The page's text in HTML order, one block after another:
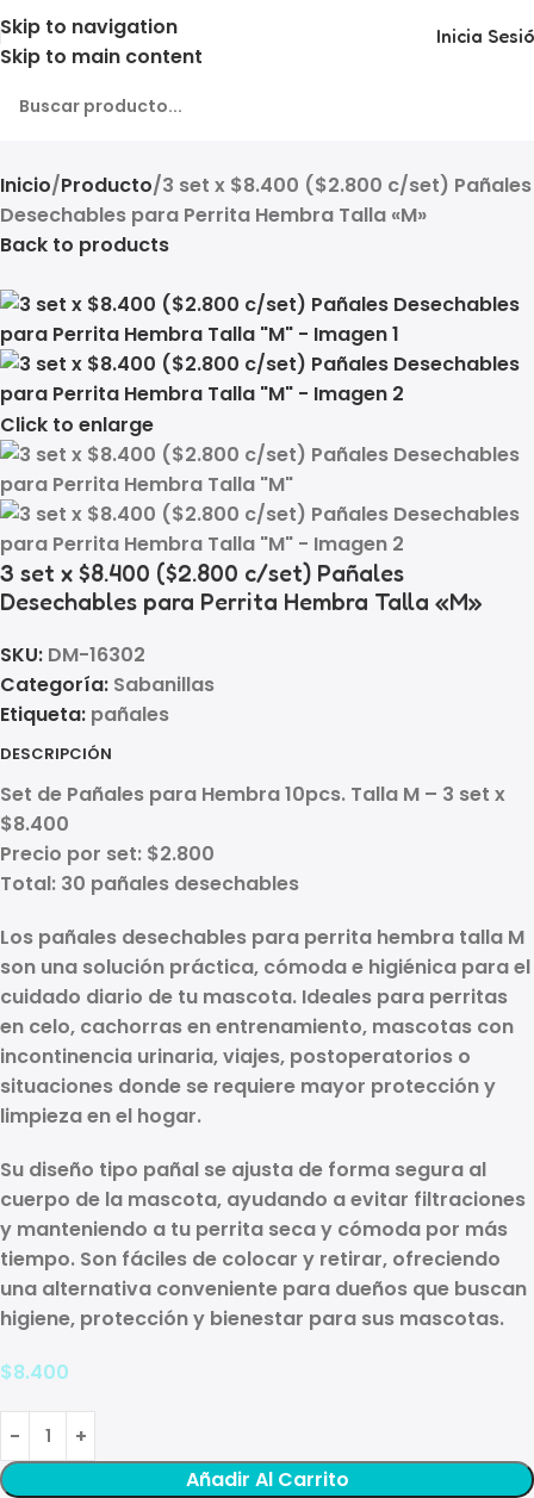
Skip to navigation
Skip to main content
Inicia
Inicio Producto 3 set x $8.400 ($2.800 c/set) Pañales
Desechables para Perrita Hembra Talla «M»
Back to products
Click to enlarge
3 set x $8.400 ($2.800 c/set) Pañales
Desechables para Perrita Hembra Talla «M»
SKU: DM-16302
Categoría: Sabanillas
Etiqueta: pañales
DESCRIPCIÓN
Set de Pañales para Hembra 10pcs. Talla M – 3 set x
$8.400
Precio por set: $2.800
Total: 30 pañales desechables
Los pañales desechables para perrita hembra talla M
son una solución práctica, cómoda e higiénica para el
cuidado diario de tu mascota. Ideales para perritas
en celo, cachorras en entrenamiento, mascotas con
incontinencia urinaria, viajes, postoperatorios o
situaciones donde se requiere mayor protección y
limpieza en el hogar.
Su diseño tipo pañal se ajusta de forma segura al
cuerpo de la mascota, ayudando a evitar filtraciones
y manteniendo a tu perrita seca y cómoda por más
tiempo. Son fáciles de colocar y retirar, ofreciendo
una alternativa conveniente para dueños que buscan
higiene, protección y bienestar para sus mascotas.
$8.400
Añadir Al Carrito